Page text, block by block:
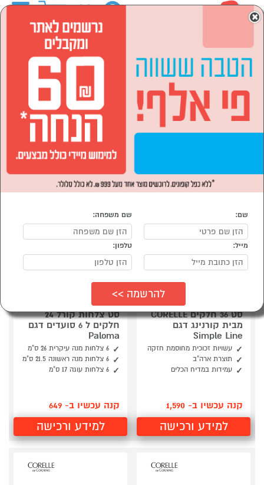
הסתר רשימת קטגוריות
הכל למטבח (18)
לבית ולגן Corelle קורל
נמצאו 18 מוצרי לבית ולגן של מוצרי Corelle קורל
סט 36 חלקים CORELLE
מבית קורנינג דגם
Simple Line
עשויות זכוכית מחוסמת חזקה
תוצרת ארה"ב
עמידות במדיח הכלים
קנה עכשיו ב- 1,590
למידע ורכישה
סט צלחות קורל 24
חלקים ל 6 סועדים דגם
Paloma
6 צלחות מנה עיקרית 26 ס"מ
6 צלחות מנה ראשונה 21.5 ס"מ
6 צלחות עוגה 17 ס"מ
קנה עכשיו ב- 649
למידע ורכישה
×
שם: שם משפחה:
מייל: טלפון: